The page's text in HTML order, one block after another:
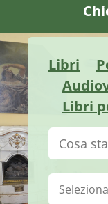
Libri
Libri
Cerca su
Biblioteca: